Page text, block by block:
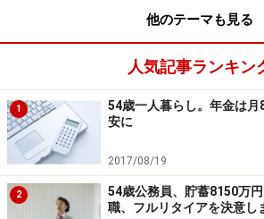
立金と月割りの固定資産税。
（3）加入保険について
・個人年金保険（払い込み65歳ま
定、年額72万円）＝毎月の保険料1万
部分250万円（現時点で解約した場合
・医療保険（終身タイプ、60歳まで
5000円、手術給付金）＝毎月の保険
他のテーマも見る
人気記事ランキン
1
54歳一人暮らし。年金は
安に
2017/08/19
2
54歳公務員、貯蓄8150万
職、フルリタイアを決意し